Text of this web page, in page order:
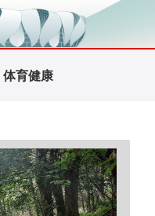
体育健康